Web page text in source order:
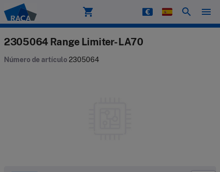
Raca shopping_cart search menu
2305064 Range Limiter- LA70
Número de artículo 2305064